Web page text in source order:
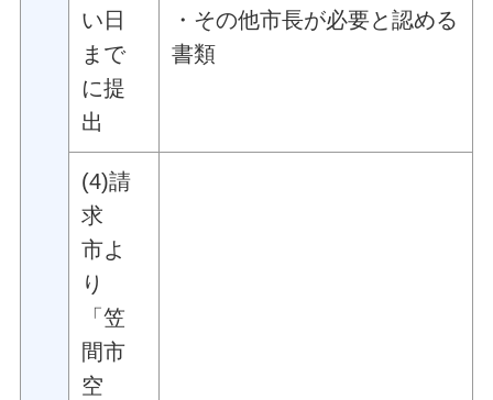
い日
まで
に提
出
・その他市長が必要と認める
書類
(4)請
求
市よ
り
「笠
間市
空